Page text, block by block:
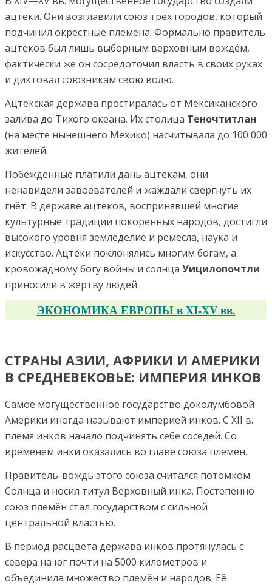
ацтеки. Они возглавили союз трёх городов, который
подчинил окрестные племена. Формально правитель
ацтеков был лишь выборным верховным вождём,
фактически же он сосредоточил власть в своих руках
и диктовал союзникам свою волю.
Ацтекская держава простиралась от Мексиканского
залива до Тихого океана. Их столица Теночтитлан
(на месте нынешнего Мехико) насчитывала до 100 000
жителей.
Побеждённые платили дань ацтекам, они
ненавидели завоевателей и жаждали свергнуть их
гнёт. В державе ацтеков, воспринявшей многие
культурные традиции покорённых народов, достигли
высокого уровня земледелие и ремёсла, наука и
искусство. Ацтеки поклонялись многим богам, а
кровожадному богу войны и солнца Уицилопочтли
приносили в жертву людей.
ЭКОНОМИКА ЕВРОПЫ в XI-XV вв.
СТРАНЫ АЗИИ, АФРИКИ И АМЕРИКИ
В СРЕДНЕВЕКОВЬЕ: ИМПЕРИЯ ИНКОВ
Самое могущественное государство доколумбовой
Америки иногда называют империей инков. С XII в.
племя инков начало подчинять себе соседей. Со
временем инки оказались во главе союза племён.
Правитель-вождь этого союза считался потомком
Солнца и носил титул Верховный инка. Постепенно
союз племён стал государством с сильной
центральной властью.
В период расцвета держава инков протянулась с
севера на юг почти на 5000 километров и
объединила множество племён и народов. Её